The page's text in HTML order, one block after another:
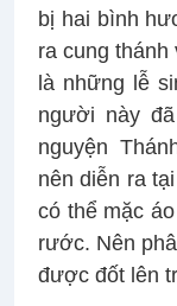
bị hai bình
ra cung
là những lễ
người này
nguyện
nên diễn ra
có thể mặc
rước. Nên
được đốt lên